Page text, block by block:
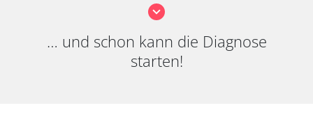
… und schon kann die Diagnose
starten!